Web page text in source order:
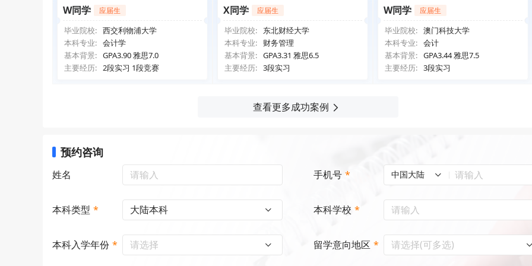
W同学 应届生
毕业院校: 西交利物浦大学
本科专业: 会计学
基本背景: GPA3.90 雅思7.0
主要经历: 2段实习 1段竞赛
X同学 应届生
毕业院校:
东北财经大学
本科专业:
财务管理
基本背景: GPA3.31 雅思6.5
主要经历: 3段实习
W同学 应届生
毕业院校: 澳门科技大学
本科专业: 会计
基本背景: GPA3.44 雅思7.5
主要经历: 3段实习
查看更多成功案例
预约咨询
姓名 手机号 * 中国大陆
本科类型 * 大陆本科 本科学校 *
本科入学年份 * 请选择 留学意向地区 * 请选择(可多选)